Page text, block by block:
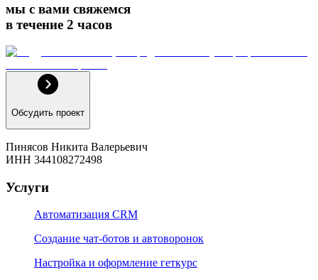
мы с вами свяжемся
в течение 2 часов
Обсудить проект
Пинясов Никита Валерьевич
ИНН 344108272498
Услуги
Автоматизация CRM
Создание чат-ботов и автоворонок
Настройка и оформление геткурс